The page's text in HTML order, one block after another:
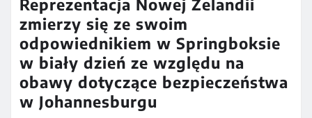
Reprezentacja Nowej Zelandii
zmierzy się ze swoim
odpowiednikiem w Springboksie
w biały dzień ze względu na
obawy dotyczące bezpieczeństwa
w Johannesburgu